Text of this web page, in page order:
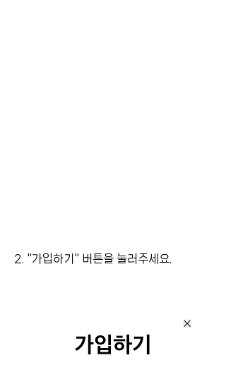
2. "가입하기" 버튼을 눌러주세요.